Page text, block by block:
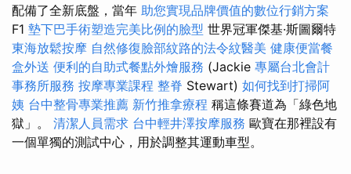
配備了全新底盤，當年 助您實現品牌價值的數位行銷方案
F1 墊下巴手術塑造完美比例的臉型 世界冠軍傑基·斯圖爾特
東海放鬆按摩 自然修復臉部紋路的法令紋醫美 健康便當餐
盒外送 便利的自助式餐點外燴服務 (Jackie 專屬台北會計
事務所服務 按摩專業課程 整脊 Stewart) 如何找到打掃阿
姨 台中整骨專業推薦 新竹推拿療程 稱這條賽道為「綠色地
獄」。 清潔人員需求 台中輕井澤按摩服務 歐寶在那裡設有
一個單獨的測試中心，用於調整其運動車型。